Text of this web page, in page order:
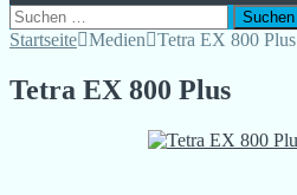
Suchen
nach:
Startseite Medien Tetra EX 800 Plus
Tetra EX 800 Plus